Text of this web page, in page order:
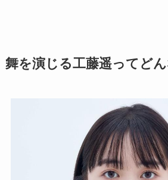
舞を演じる工藤遥ってどん